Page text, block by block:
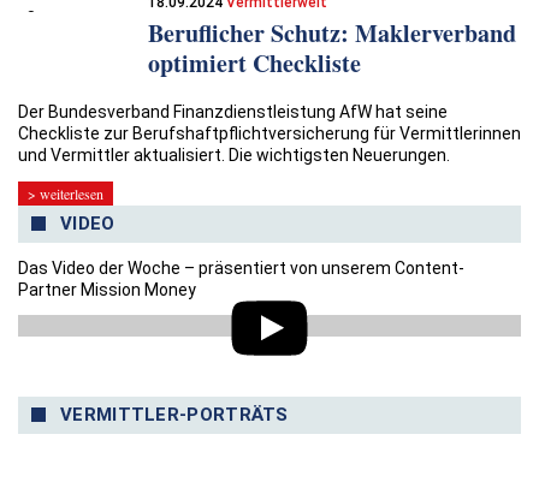
Beruflicher Schutz: Maklerverband
optimiert Checkliste
Der Bundesverband Finanzdienstleistung AfW hat seine
Checkliste zur Berufshaftpflichtversicherung für Vermittlerinnen
und Vermittler aktualisiert. Die wichtigsten Neuerungen.
> weiterlesen
VIDEO
Das Video der Woche – präsentiert von unserem Content-
Partner Mission Money
VERMITTLER-PORTRÄTS